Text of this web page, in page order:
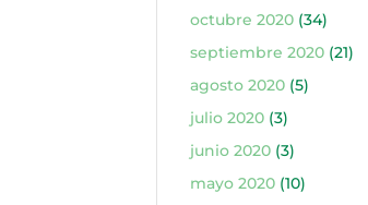
octubre 2020(34)
septiembre 2020(21)
agosto 2020(5)
julio 2020(3)
junio 2020(3)
mayo 2020(10)